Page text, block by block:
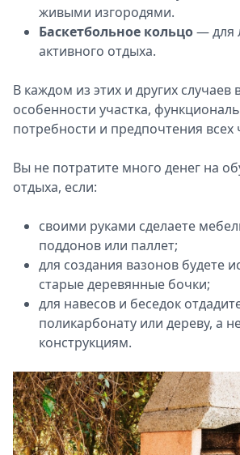
живыми изгородями.
Баскетбольное кольцо― для
активного отдыха.
В каждом из этих и других
особенности участка,
потребности и предпочтения всех
Вы не потратите много денег на
отдыха, если:
своими руками сделаете
поддонов или паллет;
для создания вазонов будете
старые деревянные бочки;
для навесов и беседок
поликарбонату или дереву, а
конструкциям.